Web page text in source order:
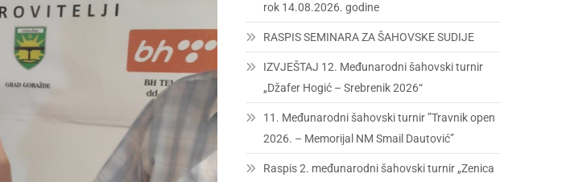
rok 14.08.2026. godine
RASPIS SEMINARA ZA ŠAHOVSKE SUDIJE
IZVJEŠTAJ 12. Međunarodni šahovski turnir
„Džafer Hogić – Srebrenik 2026“
11. Međunarodni šahovski turnir ”Travnik open
2026. – Memorijal NM Smail Dautović”
Raspis 2. međunarodni šahovski turnir „Zenica